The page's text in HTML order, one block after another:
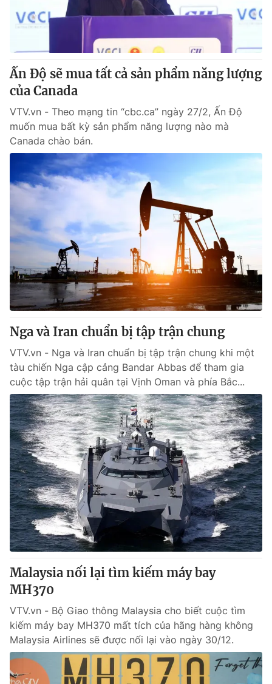
Thị trường
Tư vấn
Lịch phát sóng
Chuyên mục khác
Emagazine
Photo Infographic
Video
VTV Money VTV Thể thao
VTV Sức khoẻ Bất động sản
Thị trường 24h Tấm lòng Việt
VTV4 Vươn mình bằng AI
VTV9 VTV8
Liên hệ tòa soạn English
THỜI BÁO VTV
Theo dõi báo trên
Cơ quan chủ quản:
Đài Truyền hình Việt Nam
Cơ quan báo chí:Thời báo VTV
Giấy phép hoạt động báo in và báo điện tử số 483/GP-BTTTT
cấp ngày 29/12/2023
Tổng Biên tập:Vũ Thanh Thủy
Phó Tổng Biên tập:
Nguyễn Trọng Ninh
Tổng đài VTV:024.38 355 931 - 024.38 355 932
Ðiện thoại Thời báo VTV:024.66 897 897
Email:toasoan@vtv.vn
Liên hệ quảng cáo:024-7300.7108
Ấn Độ sẽ mua tất cả sản phẩm năng lượng
của Canada
VTV.vn - Theo mạng tin “cbc.ca” ngày 27/2, Ấn Độ
muốn mua bất kỳ sản phẩm năng lượng nào mà
Canada chào bán.
Nga và Iran chuẩn bị tập trận chung
VTV.vn - Nga và Iran chuẩn bị tập trận chung khi một
tàu chiến Nga cập cảng Bandar Abbas để tham gia
cuộc tập trận hải quân tại Vịnh Oman và phía Bắc...
Malaysia nối lại tìm kiếm máy bay
MH370
VTV.vn - Bộ Giao thông Malaysia cho biết cuộc tìm
kiếm máy bay MH370 mất tích của hãng hàng không
Malaysia Airlines sẽ được nối lại vào ngày 30/12.